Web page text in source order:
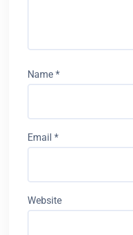
Name *
Email *
Website